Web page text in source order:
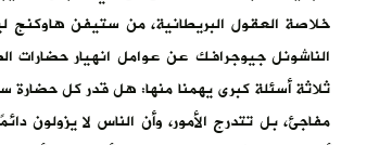
الناشونل جيوجرافك عن عوامل انهيار حضارات
ثلاثة أسئلة كبرى يهمنا منها: هل قدر كل حضارة
مفاجئ، بل تتدرج الأمور، وأن الناس لا يزولون